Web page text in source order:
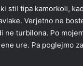
stil tipa kamorkoli,
Verjetno ne
ne turbilona. Po
ure. Pa poglejmo